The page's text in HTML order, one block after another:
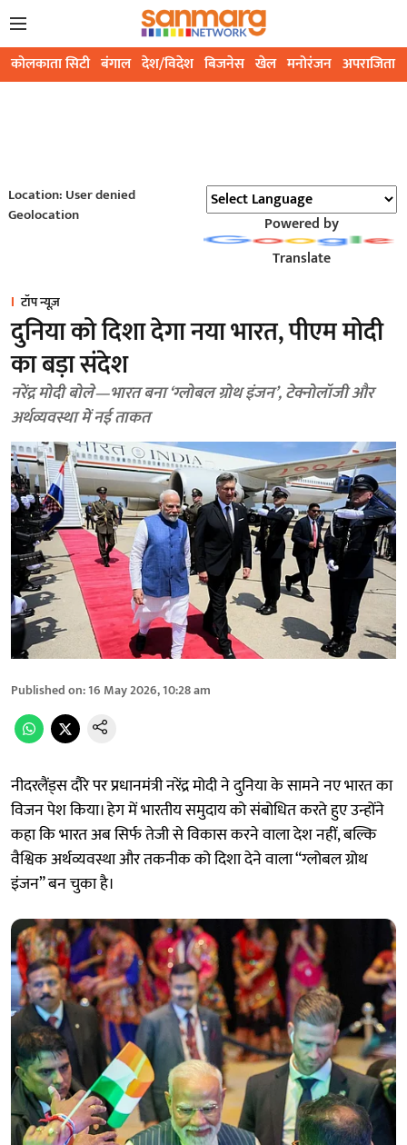
कोलकाता सिटी बंगाल देश/विदेश बिजनेस खेल मनोरंजन अपराजिता
Location: User denied
Geolocation
Powered by
Translate
टॉप न्यूज़
दुनिया को दिशा देगा नया भारत, पीएम मोदी
का बड़ा संदेश
नरेंद्र मोदी बोले—भारत बना ‘ग्लोबल ग्रोथ इंजन’, टेक्नोलॉजी और
अर्थव्यवस्था में नई ताकत
Published on:16 May 2026, 10:28 am
नीदरलैंड्स दौरे पर प्रधानमंत्री नरेंद्र मोदी ने दुनिया के सामने नए भारत का
विजन पेश किया। हेग में भारतीय समुदाय को संबोधित करते हुए उन्होंने
कहा कि भारत अब सिर्फ तेजी से विकास करने वाला देश नहीं, बल्कि
वैश्विक अर्थव्यवस्था और तकनीक को दिशा देने वाला “ग्लोबल ग्रोथ
इंजन” बन चुका है।